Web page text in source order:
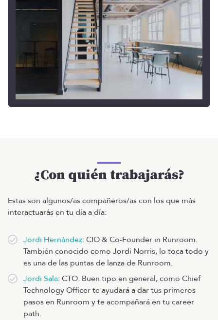
¿Con quién trabajarás?
Estas son algunos/as compañeros/as con los que más
interactuarás en tu día a día:
Jordi Hernández: CIO & Co-Founder in Runroom.
También conocido como Jordi Norris, lo toca todo y
es una de las puntas de lanza de Runroom.
Jordi Sala: CTO. Buen tipo en general, como Chief
Technology Officer te ayudará a dar tus primeros
pasos en Runroom y te acompañará en tu career
path.